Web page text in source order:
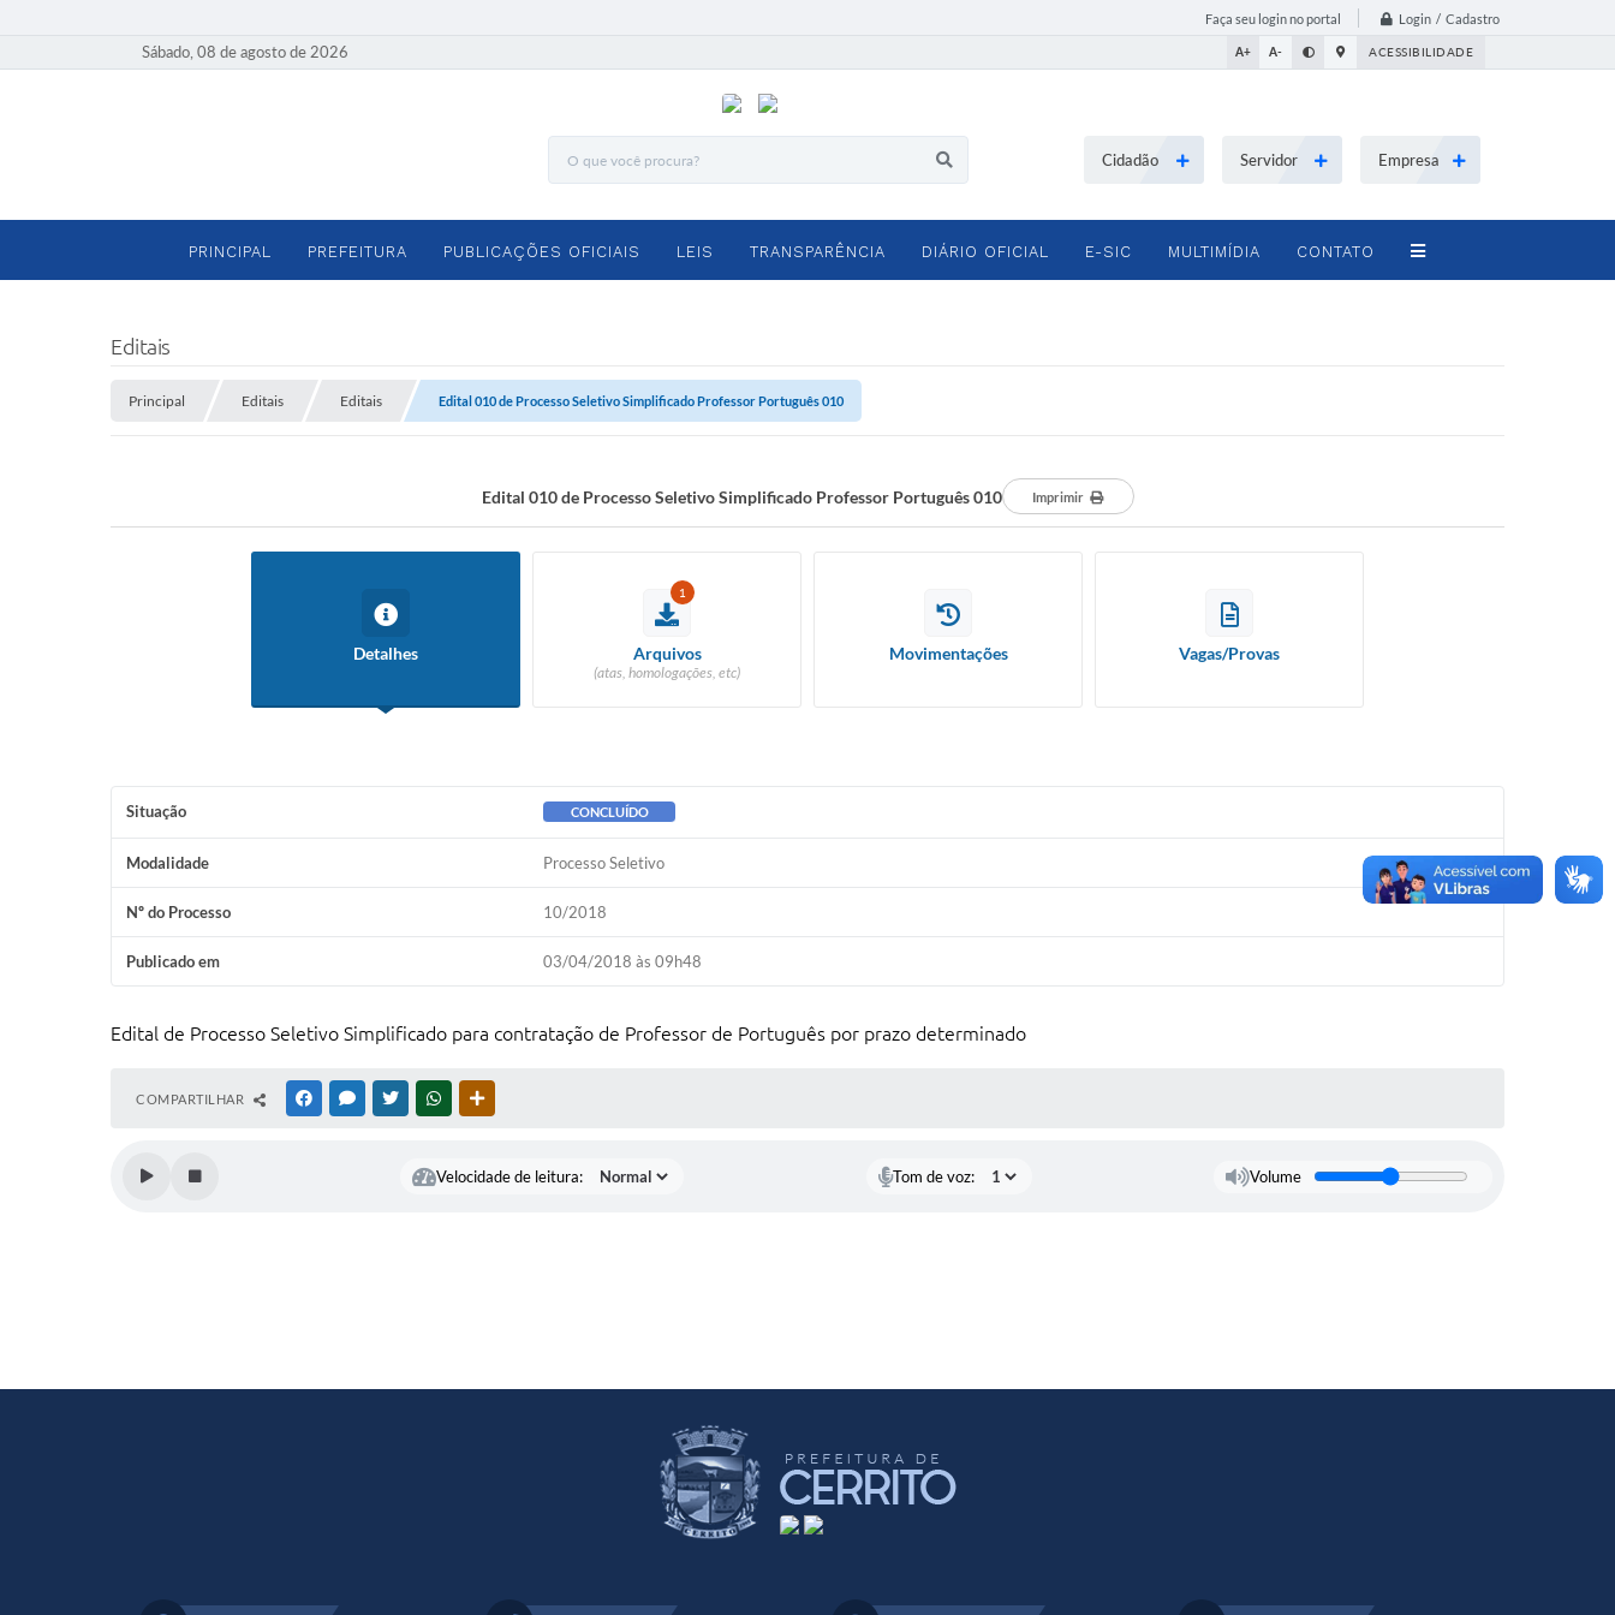
Faça seu login no portal Login / Cadastro
Sábado, 08 de agosto de 2026 A+ A- ACESSIBILIDADE
Cidadão Servidor Empresa
PRINCIPAL PREFEITURA PUBLICAÇÕES OFICIAIS LEIS TRANSPARÊNCIA DIÁRIO OFICIAL E-SIC MULTIMÍDIA CONTATO
Editais
Principal Editais Editais Edital 010 de Processo Seletivo Simplificado Professor Português 010
Edital 010 de Processo Seletivo Simplificado Professor Português 010 Imprimir
Detalhes
1
Arquivos
(atas, homologações, etc)
Movimentações Vagas/Provas
Situação CONCLUÍDO
Modalidade Processo Seletivo
Nº do Processo 10/2018
Publicado em 03/04/2018 às 09h48
Edital de Processo Seletivo Simplificado para contratação de Professor de Português por prazo determinado
COMPARTILHAR FACEBOOKMESSENGER
TWITTERWHATSAPP
Velocidade de leitura: Tom de voz: Volume